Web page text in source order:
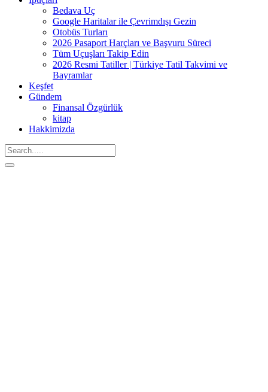
Bedava Uç
Google Haritalar ile Çevrimdışı Gezin
Otobüs Turları
2026 Pasaport Harçları ve Başvuru Süreci
Tüm Uçuşları Takip Edin
2026 Resmi Tatiller | Türkiye Tatil Takvimi ve
Bayramlar
Keşfet
Gündem
Finansal Özgürlük
kitap
Hakkimizda